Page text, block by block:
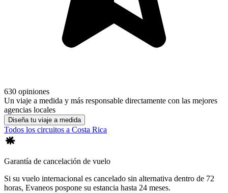
630 opiniones
Un viaje a medida y más responsable directamente con las mejores
agencias locales
Diseña tu viaje a medida
Todos los circuitos a Costa Rica
Garantía de cancelación de vuelo
Si su vuelo internacional es cancelado sin alternativa dentro de 72
horas, Evaneos pospone su estancia hasta 24 meses.